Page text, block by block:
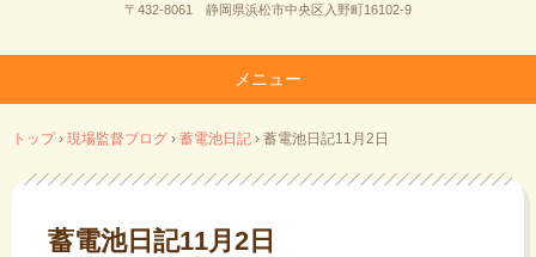
〒432-8061 静岡県浜松市中央区入野町16102-9
メニュー
ン
テ
トップ › 現場監督ブログ › 蓄電池日記 › 蓄電池日記11月2日
蓄電池日記11月2日